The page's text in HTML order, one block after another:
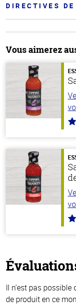
DIRECTIVES
Vous aimerez
Il n’est pas
de produit en ce